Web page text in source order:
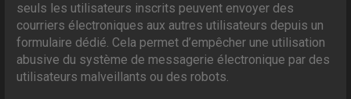
seuls les utilisateurs inscrits peuvent envoyer des
courriers électroniques aux autres utilisateurs depuis un
formulaire dédié. Cela permet d’empêcher une utilisation
abusive du système de messagerie électronique par des
utilisateurs malveillants ou des robots.